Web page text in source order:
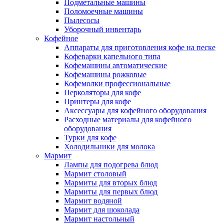
Подметальные машины
Поломоечные машины
Пылесосы
Уборочный инвентарь
Кофейное
Аппараты для приготовления кофе на песке
Кофеварки капельного типа
Кофемашины автоматические
Кофемашины рожковые
Кофемолки профессиональные
Перколяторы для кофе
Принтеры для кофе
Аксессуары для кофейного оборудования
Расходные материалы для кофейного
оборудования
Турки для кофе
Холодильники для молока
Мармит
Лампы для подогрева блюд
Мармит столовый
Мармиты для вторых блюд
Мармиты для первых блюд
Мармит водяной
Мармит для шоколада
Мармит настольный